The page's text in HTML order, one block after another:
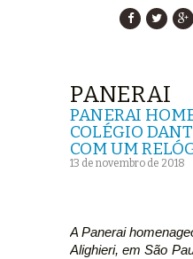
PANERAI
PANERAI
COLÉGIO
COM UM
13 de novembro de 2018
A Panerai
Alighieri, em São